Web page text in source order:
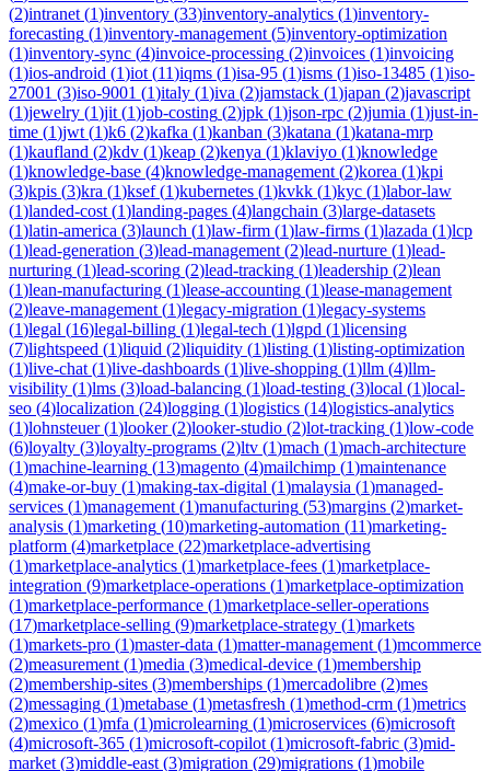
(2)intranet (1)inventory (33)inventory-analytics (1)inventory-
forecasting (1)inventory-management (5)inventory-optimization
(1)inventory-sync (4)invoice-processing (2)invoices (1)invoicing
(1)ios-android (1)iot (11)iqms (1)isa-95 (1)isms (1)iso-13485 (1)iso-
27001 (3)iso-9001 (1)italy (1)iva (2)jamstack (1)japan (2)javascript
(1)jewelry (1)jit (1)job-costing (2)jpk (1)json-rpc (2)jumia (1)just-in-
time (1)jwt (1)k6 (2)kafka (1)kanban (3)katana (1)katana-mrp
(1)kaufland (2)kdv (1)keap (2)kenya (1)klaviyo (1)knowledge
(1)knowledge-base (4)knowledge-management (2)korea (1)kpi
(3)kpis (3)kra (1)ksef(1)kubernetes (1)kvkk (1)kyc (1)labor-law
(1)landed-cost (1)landing-pages (4)langchain (3)large-datasets
(1)latin-america (3)launch (1)law-firm (1)law-firms (1)lazada (1)lcp
(1)lead-generation (3)lead-management (2)lead-nurture (1)lead-
nurturing (1)lead-scoring (2)lead-tracking (1)leadership (2)lean
(1)lean-manufacturing (1)lease-accounting (1)lease-management
(2)leave-management (1)legacy-migration (1)legacy-systems
(1)legal (16)legal-billing (1)legal-tech (1)lgpd (1)licensing
(7)lightspeed (1)liquid (2)liquidity (1)listing (1)listing-optimization
(1)live-chat (1)live-dashboards (1)live-shopping (1)llm (4)llm-
visibility (1)lms (3)load-balancing (1)load-testing (3)local (1)local-
seo (4)localization (24)logging (1)logistics (14)logistics-analytics
(1)lohnsteuer(1)looker(2)looker-studio (2)lot-tracking (1)low-code
(6)loyalty (3)loyalty-programs (2)ltv (1)mach (1)mach-architecture
(1)machine-learning (13)magento (4)mailchimp (1)maintenance
(4)make-or-buy (1)making-tax-digital (1)malaysia (1)managed-
services (1)management (1)manufacturing (53)margins (2)market-
analysis (1)marketing (10)marketing-automation (11)marketing-
platform (4)marketplace (22)marketplace-advertising
(1)marketplace-analytics (1)marketplace-fees (1)marketplace-
integration (9)marketplace-operations (1)marketplace-optimization
(1)marketplace-performance (1)marketplace-seller-operations
(17)marketplace-selling (9)marketplace-strategy (1)markets
(1)markets-pro (1)master-data (1)matter-management (1)mcommerce
(2)measurement (1)media (3)medical-device (1)membership
(2)membership-sites (3)memberships (1)mercadolibre (2)mes
(2)messaging (1)metabase (1)metasfresh (1)method-crm (1)metrics
(2)mexico (1)mfa (1)microlearning (1)microservices (6)microsoft
(4)microsoft-365 (1)microsoft-copilot (1)microsoft-fabric (3)mid-
market (3)middle-east (3)migration (29)migrations (1)mobile